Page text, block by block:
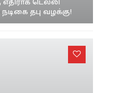
டெல்லி
தபு வழக்கு!